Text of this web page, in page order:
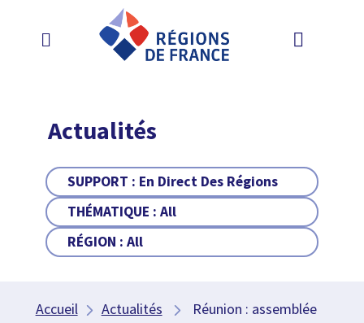
Actualités
SUPPORT : En Direct Des Régions
THÉMATIQUE :All
RÉGION :All
Accueil Actualités
Réunion : assemblée